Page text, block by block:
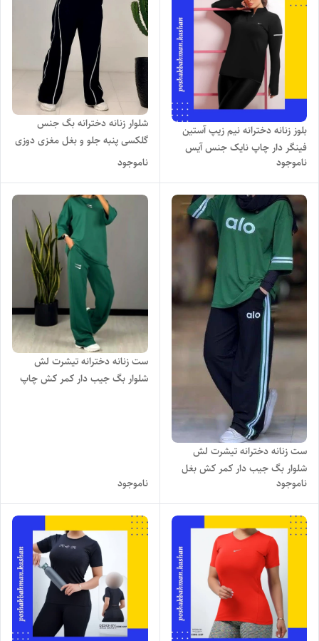
بلوز زنانه دخترانه نیم زیپ آستین
فینگر دار چاپ نایک جنس آیس
کشی وارداتی با تنخور ساده و شیک
ناموجود
شلوار زنانه دخترانه بگ جنس
گلکسی پنبه جلو و بغل مغزی دوزی
با تنخور ساده،شیک و راحت
ناموجود
ست زنانه دخترانه تیشرت لش
شلوار بگ جیب دار کمر کش بغل
بسیار شیک
ناموجود
ست زنانه دخترانه تیشرت لش
شلوار بگ جیب دار کمر کش چاپ
ناموجود